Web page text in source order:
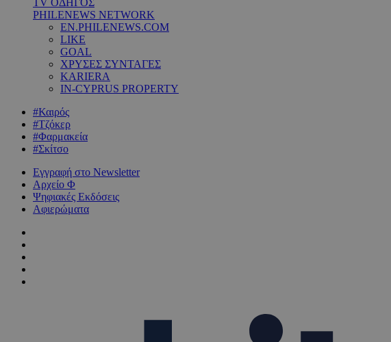
TV ΟΔΗΓΟΣ
PHILENEWS NETWORK
EN.PHILENEWS.COM
LIKE
GOAL
ΧΡΥΣΕΣ ΣΥΝΤΑΓΕΣ
KARIERA
IN-CYPRUS PROPERTY
#Καιρός
#Τζόκερ
#Φαρμακεία
#Σκίτσο
Εγγραφή στο Newsletter
Αρχείο Φ
Ψηφιακές Εκδόσεις
Αφιερώματα